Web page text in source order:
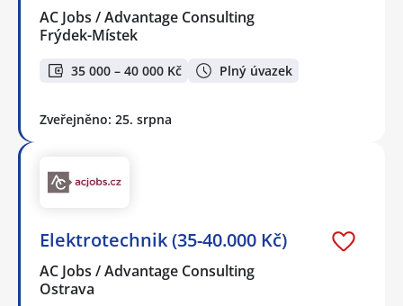
AC Jobs / Advantage Consulting
Frýdek-Místek
35 000 – 40 000 Kč Plný úvazek
Zveřejněno: 25. srpna
Elektrotechnik (35-40.000 Kč)
AC Jobs / Advantage Consulting
Ostrava